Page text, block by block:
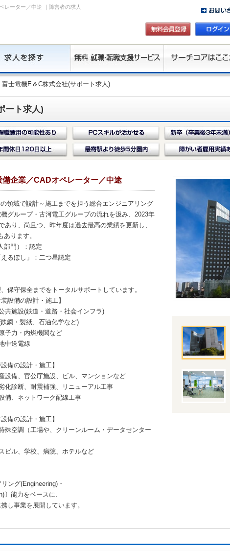
レーター／中途 ｜障害者の求人
富士電機E＆C株式会社(サポート求人)
ート求人)
備企業／CADオペレーター／中途
領域で設計～施工までを担う総合エンジニアリング
グループ・古河電工グループの流れを汲み、2023年
あり、尚且つ、昨年度は過去最高の業績を更新し、
ります。
部門）：認定
るぼし」：二つ星認定
保守保全までをトータルサポートしています。
設備の設計・施工】
施設(鉄道・道路・社会インフラ)
鋼・製紙、石油化学など)
力・内燃機関など
送電線
備の設計・施工】
官公庁施設、ビル、マンションなど
診断、耐震補強、リニューアル工事
、ネットワーク配線工事
備の設計・施工】
空調（工場や、クリーンルーム・データセンター
ビル、学校、病院、ホテルなど
ング(Engineering)・
能力をベースに、
し事業を展開しています。